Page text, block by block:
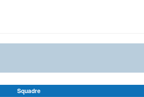
Squadre